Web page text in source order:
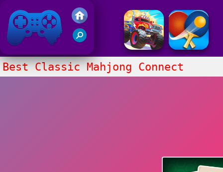
Juegos Friv 2020
Best Classic Mahjong Connect